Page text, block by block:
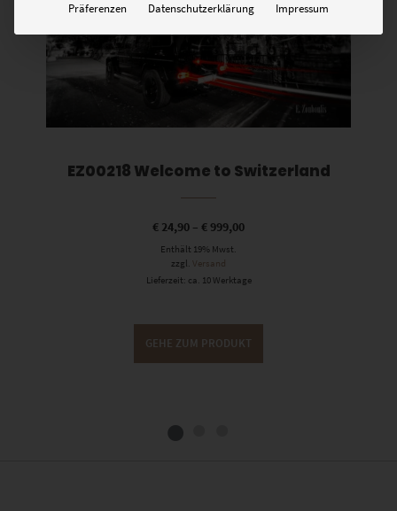
EZ00218 Welcome to Switzerland
€ 24,90 –€ 999,00
Enthält 19% Mwst.
zzgl. Versand
Lieferzeit: ca. 10 Werktage
GEHE ZUM PRODUKT
Präferenzen Datenschutzerklärung Impressum